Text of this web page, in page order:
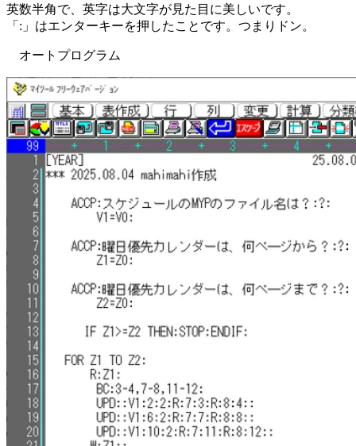
英数半角で、英字は大文字が見た目に美しいです。
「:」はエンターキーを押したことです。つまりドン。
オートプログラム